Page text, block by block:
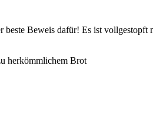
Beweis dafür! Es ist vollgestopft
herkömmlichem Brot